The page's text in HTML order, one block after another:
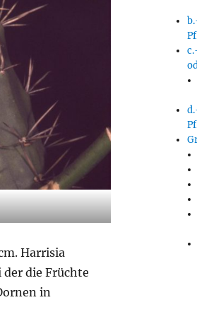
Harrisia
die Früchte
in